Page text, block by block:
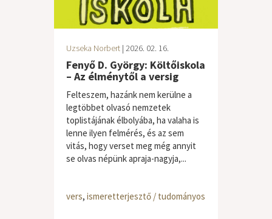
Uzseka Norbert | 2026. 02. 16.
Fenyő D. György: Költőiskola
– Az élménytől a versig
Felteszem, hazánk nem kerülne a
legtöbbet olvasó nemzetek
toplistájának élbolyába, ha valaha is
lenne ilyen felmérés, és az sem
vitás, hogy verset meg még annyit
se olvas népünk apraja-nagyja,...
vers, ismeretterjesztő / tudományos